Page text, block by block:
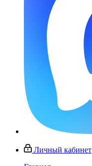
Личный кабинет